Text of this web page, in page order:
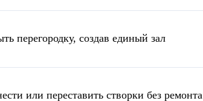
перегородку, создав единый зал
или переставить створки без ремонта